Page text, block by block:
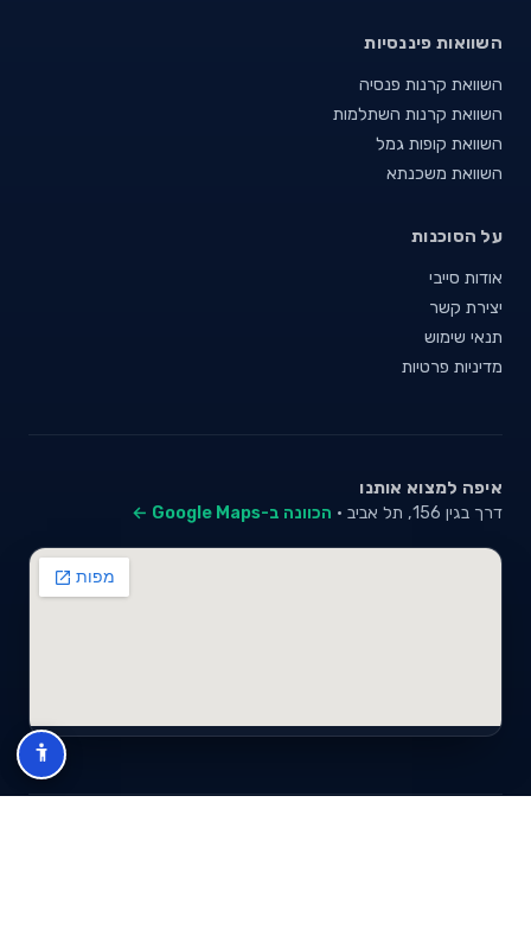
השוואות פיננסיות
השוואת קרנות פנסיה
השוואת קרנות השתלמות
השוואת קופות גמל
השוואת משכנתא
על הסוכנות
אודות סייבי
יצירת קשר
תנאי שימוש
מדיניות פרטיות
איפה למצוא אותנו
דרך בגין 156, תל אביב · הכוונה ב-Google Maps ←